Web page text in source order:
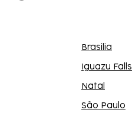
Brasilia
Iguazu Falls
Natal
São Paulo